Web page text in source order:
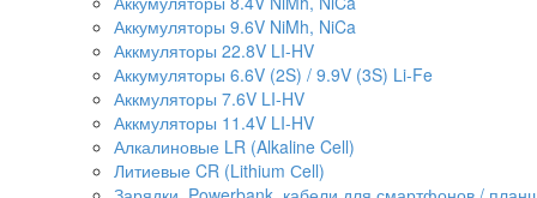
Аккумуляторы 9.6V NiMh, NiCa
Аккмуляторы 22.8V LI-HV
Аккумуляторы 6.6V (2S) / 9.9V (3S) Li-Fe
Аккмуляторы 7.6V LI-HV
Аккмуляторы 11.4V LI-HV
Алкалиновые LR (Alkaline Cell)
Литиевые CR (Lithium Сell)